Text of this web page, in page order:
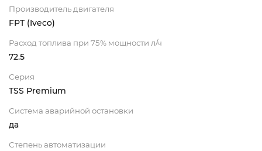
Производитель двигателя
FPT (Iveco)
Расход топлива при 75% мощности л/ч
72.5
Серия
TSS Premium
Система аварийной остановки
да
Степень автоматизации